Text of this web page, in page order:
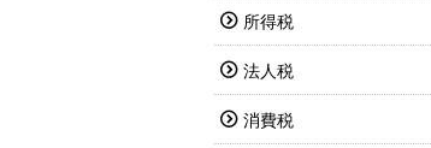
所得税
法人税
消費税